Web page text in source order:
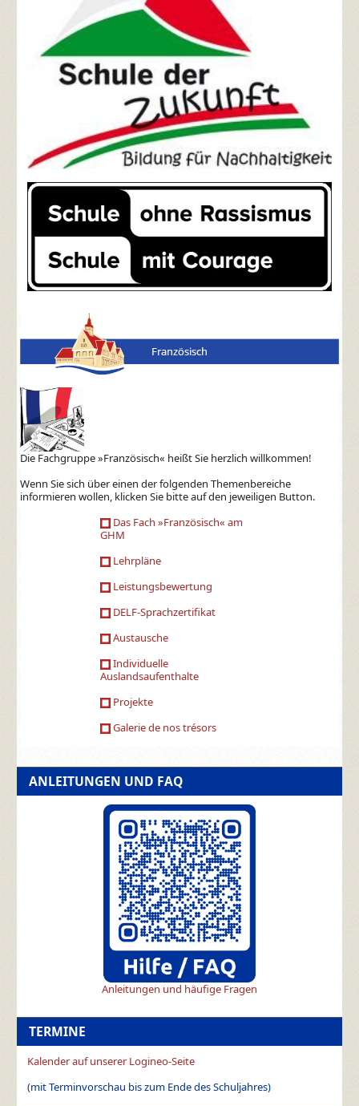
ANLEITUNGEN UND FAQ
Anleitungen und häufige Fragen
TERMINE
Kalender auf unserer Logineo-Seite
(mit Terminvorschau bis zum Ende des Schuljahres)
Die Fachgruppe »Französisch« heißt Sie herzlich willkommen!
Wenn Sie sich über einen der folgenden Themenbereiche
informieren wollen, klicken Sie bitte auf den jeweiligen Button.
Das Fach »Französisch« am
GHM
Lehrpläne
Leistungsbewertung
DELF-Sprachzertifikat
Austausche
Individuelle
Auslandsaufenthalte
Projekte
Galerie de nos trésors